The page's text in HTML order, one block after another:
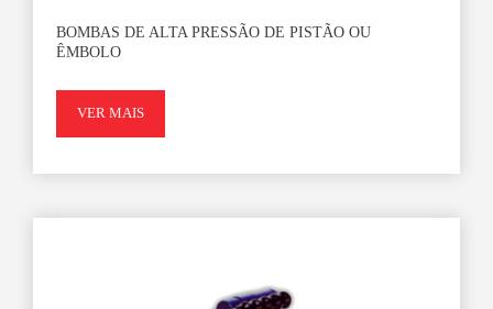
BOMBAS DE ALTA PRESSÃO DE PISTÃO OU
ÊMBOLO
VER MAIS